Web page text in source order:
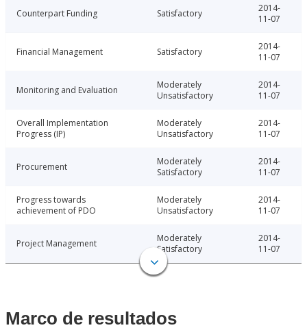
Counterpart Funding Satisfactory
2014-
11-07
Financial Management Satisfactory
2014-
11-07
Monitoring and Evaluation
Moderately
Unsatisfactory
2014-
11-07
Overall Implementation
Progress (IP)
Moderately
Unsatisfactory
2014-
11-07
Procurement
Moderately
Satisfactory
2014-
11-07
Progress towards
achievement of PDO
Moderately
Unsatisfactory
2014-
11-07
Project Management
Moderately
Satisfactory
2014-
11-07
Marco de resultados